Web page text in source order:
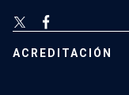
ACREDITACIÓN